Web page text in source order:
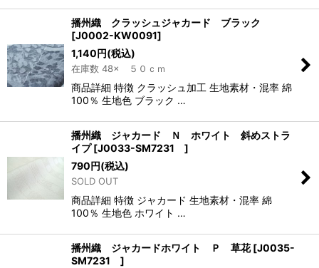
播州織 クラッシュジャカード ブラック
[J0002-KW0091]
1,140円(税込)
在庫数 48× ５０ｃｍ
商品詳細 特徴 クラッシュ加工 生地素材・混率 綿
100％ 生地色 ブラック …
播州織 ジャカード Ｎ ホワイト 斜めストラ
イプ [J0033-SM7231 ]
790円(税込)
SOLD OUT
商品詳細 特徴 ジャカード 生地素材・混率 綿
100％ 生地色 ホワイト …
播州織 ジャカードホワイト Ｐ 草花 [J0035-
SM7231 ]